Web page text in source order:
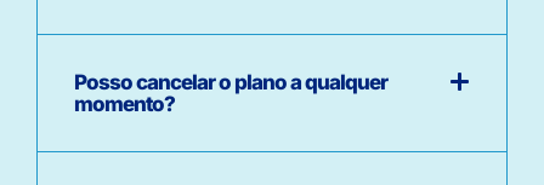
Posso cancelar o plano a qualquer
momento?